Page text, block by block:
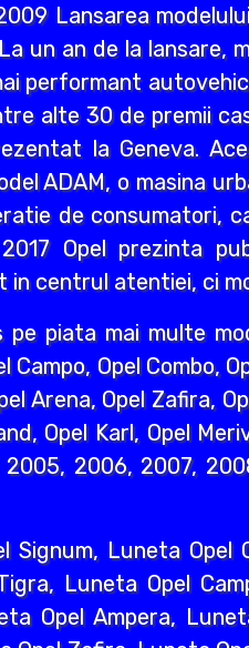
Lansarea
un an de la
performant
alte 30 de premii
la Geneva.
ADAM, o masina
de consumatori,
Opel prezinta
centrul atentiei, ci
piata mai multe
Campo, Opel Combo,
Arena, Opel Zafira,
Opel Karl, Opel
2006, 2007,
Signum, Luneta Opel
Luneta Opel
Opel Ampera,